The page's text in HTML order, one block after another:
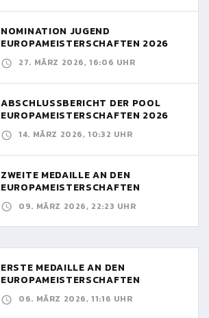
NOMINATION JUGEND
EUROPAMEISTERSCHAFTEN 2026
27. MÄRZ 2026, 16:06 UHR
ABSCHLUSSBERICHT DER POOL
EUROPAMEISTERSCHAFTEN 2026
14. MÄRZ 2026, 10:32 UHR
ZWEITE MEDAILLE AN DEN
EUROPAMEISTERSCHAFTEN
09. MÄRZ 2026, 22:23 UHR
ERSTE MEDAILLE AN DEN
EUROPAMEISTERSCHAFTEN
06. MÄRZ 2026, 11:16 UHR